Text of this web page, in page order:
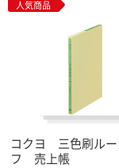
人気商品
コクヨ 三色刷ルー
フ 売上帳